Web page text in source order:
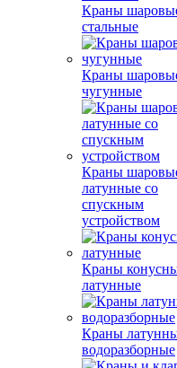
Краны
стальные
Краны
чугунные
Краны
латунные со
спускным
устройством
Краны
латунные
Краны
водоразборные